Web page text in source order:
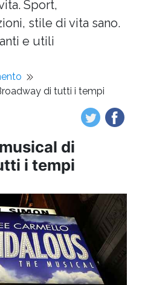
Sport,
stile di vita sano.
e utili
di tutti i tempi
di
i tempi